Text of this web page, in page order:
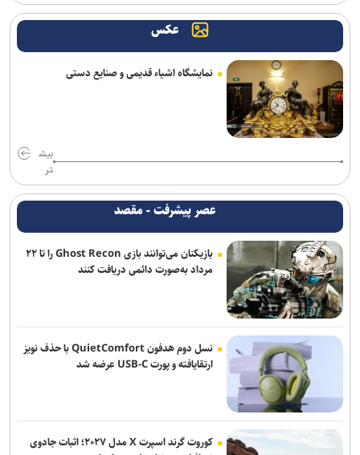
دانشگاه تهران: خبرنگاری زیربنای تصمیم‌گیری‌های کلان و هوشمندانه در
جامعه است
نتایج آزمون‌های سمپاد و نمونه دولتی پایه هفتم اعلام شد
پیام معاون علوم تربیتی و مهارتی دانشگاه آزاد اسلامی به مناسبت روز
خبرنگار
خبرنگاران، چراغداران حقیقت در شب ابهام ها و میدان جنگ روایت ها
هستند
زمان نام‌نویسی آزمون کارشناسی ارشد علوم پزشکی فردا آغاز خواهد شد
پیام رئیس سازمان سنجش آموزش كشور به مناسبت روز خبرنگار
پیدا شدن شواهد علمی از بمباران لامرد با فسفر/ نتایج در نشریات
بین‌المللی منتشر می‌شود
شرایط ورود به جشنواره رازی؛ اچ‌ایندکس ۲۰ برای محققان برجسته
آغاز ثبت‌نام دهمین دوره طرح شهید احمدی‌روشن ویژه استادان متقاضی
راهبری هسته‌های مسئله‌محور
خبرنگاران در خط مقدم روایت حقیقت و صیانت از هویت و عزت ملی قرار
عکس
نمایشگاه اشیاء قدیمی و صنایع دستی
بیش
تر
عصر پیشرفت - مقصد
بازیکنان می‌توانند بازی Ghost Recon را تا ۲۲
مرداد به‌صورت دائمی دریافت کنند
نسل دوم هدفون QuietComfort با حذف نویز
ارتقایافته و پورت USB-C عرضه شد
کوروت گرند اسپرت X مدل ۲۰۲۷؛ اثبات جادوی